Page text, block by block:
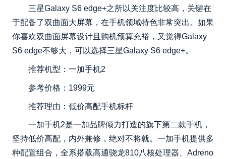
三星Galaxy S6 edge+之所以关注度比较高，关键在
于配备了双曲面大屏幕，在手机领域特色非常突出。如果
你喜欢双曲面屏幕设计且购机预算充裕，又觉得Galaxy
S6 edge不够大，可以选择三星Galaxy S6 edge+。
推荐机型：一加手机2
参考价格：1999元
推荐理由：低价高配手机标杆
一加手机2是一加品牌倾力打造的旗下第二款手机，
坚持低价高配，内外兼修，绝对不将就。一加手机提供多
种配置组合，全系搭载高通骁龙810八核处理器、Adreno